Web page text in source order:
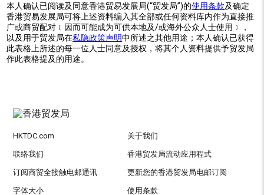
本人确认已阅读及同意香港贸易发展局(“贸发局”)的使用条款及确定
香港贸易发展局可将上述资料编入其全部或任何资料库内作为直接推
广或商贸配对﹝因而可能成为可供本地及/或海外公众人士使用﹞，
以及用于贸发局在私隐政策声明中所述之其他用途；本人确认已获得
此表格上所述的每一位人士同意及授权，将其个人资料提供予贸发局
作此表格提及的用途。
HKTDC.com 关于我们
联络我们 香港贸发局流动应用程式
订阅商贸全接触电邮通讯 更新您的香港贸发局电邮订阅
字体大小 使用条款